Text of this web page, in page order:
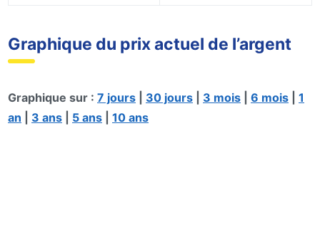
Graphique du prix actuel de l’argent
Graphique sur : 7 jours 30 jours 3 mois 6 mois
1
an
3 ans 5 ans 10 ans